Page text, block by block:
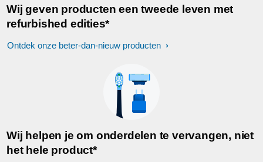
Wij geven producten een tweede leven met
refurbished edities*
Ontdek onze beter-dan-nieuw producten
Wij helpen je om onderdelen te vervangen, niet
het hele product*